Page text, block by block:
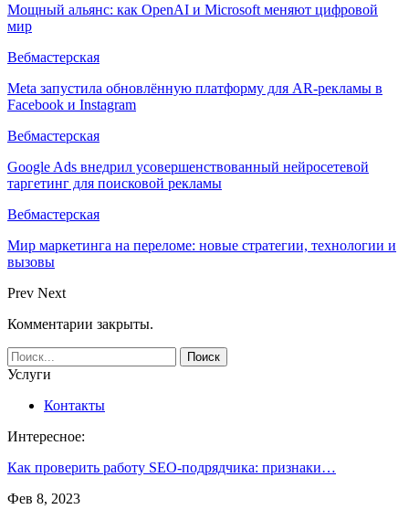
Мощный альянс: как OpenAI и Microsoft меняют цифровой
мир
Вебмастерская
Meta запустила обновлённую платформу для AR-рекламы в
Facebook и Instagram
Вебмастерская
Google Ads внедрил усовершенствованный нейросетевой
таргетинг для поисковой рекламы
Вебмастерская
Мир маркетинга на переломе: новые стратегии, технологии и
вызовы
Prev Next
Комментарии закрыты.
Услуги
Контакты
Интересное:
Как проверить работу SEO-подрядчика: признаки…
Фев 8, 2023